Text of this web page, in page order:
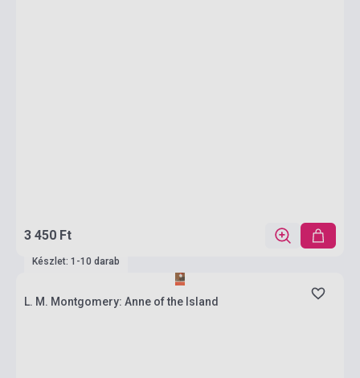
3 450 Ft
Készlet: 1-10 darab
L. M. Montgomery: Anne of the Island